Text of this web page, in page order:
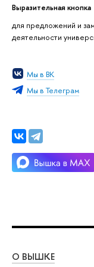
Выразительная кнопка
для предложений и
деятельности
Мы в ВК
Мы в Телеграм
О ВЫШКЕ